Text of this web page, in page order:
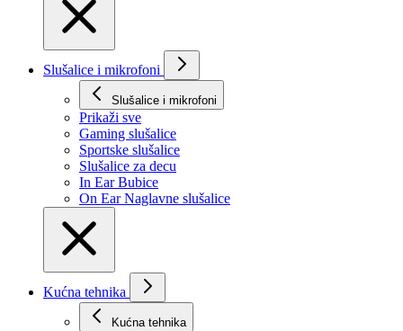
Slušalice i mikrofoni
Slušalice i mikrofoni
Prikaži svе
Gaming slušalice
Sportske slušalice
Slušalice za decu
In Ear Bubice
On Ear Naglavne slušalice
Kućna tehnika
Kućna tehnika